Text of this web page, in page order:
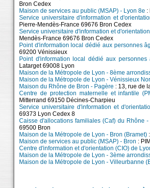
Bron Cedex
Maison de services au public (MSAP) - Lyon 8e :
Service universitaire d'information et
Pierre-Mendès-France 69676 Bron Cedex
Service universitaire d'information et
Mendès-France 69676 Bron Cedex
Point d'information local dédié aux personnes
69200 Vénissieux
Point d'information local dédié aux personnes
Latarget 69008 Lyon
Maison de la Métropole de Lyon - 8ème
Maison de la Métropole de Lyon - Vénissieux
Maison du Rhône de Bron - Pagère : 13, rue de
Centre de protection maternelle et infantile
Mitterrand 69150 Décines-Charpieu
Service universitaire d'information et
69373 Lyon Cedex 8
Caisse d'allocations familiales (Caf) du Rhône
69500 Bron
Maison de la Métropole de Lyon - Bron (Bramet)
Maison de services au public (MSAP) - Bron :
Centre d'information et d'orientation (CIO) de
Maison de la Métropole de Lyon - 3ème
Maison de la Métropole de Lyon - Villeurbanne